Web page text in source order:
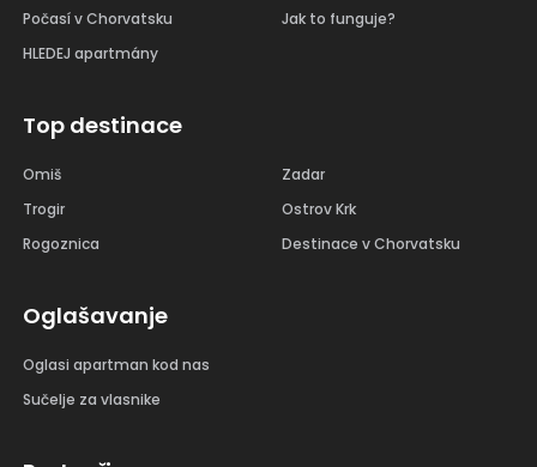
Počasí v Chorvatsku
HLEDEJ apartmány
Jak to funguje?
Top destinace
Omiš
Trogir
Rogoznica
Zadar
Ostrov Krk
Destinace v Chorvatsku
Oglašavanje
Oglasi apartman kod nas
Sučelje za vlasnike